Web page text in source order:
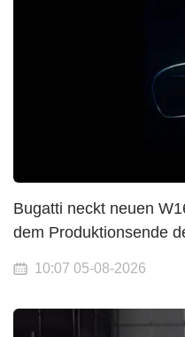
Bugatti neckt neuen
dem Produktionsende
10:07 05-08-2026